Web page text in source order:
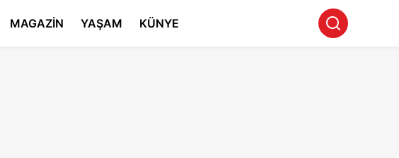
MAGAZİN YAŞAM KÜNYE